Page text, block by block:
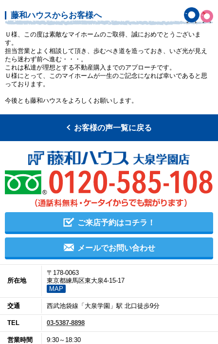
藤和ハウスからお客様へ
Ｕ様、この度は素敵なマイホームのご取得、誠におめでとうございま
す。
担当営業とよく相談して頂き、歩むべき道を造っておき、いざ光が見え
たら迷わず前へ進む・・・。
これは私達が理想とする不動産購入までのアプローチです。
Ｕ様にとって、このマイホームが一生のご記念になれば幸いであると思
っております。
今後とも藤和ハウスをよろしくお願いします。
お客様の声一覧に戻る
ご来店予約はコチラ！
メールでお問い合わせ
所在地
〒178-0063
東京都練馬区東大泉4-15-17
MAP
交通 西武池袋線「大泉学園」駅 北口徒歩9分
TEL 03-5387-8898
営業時間 9:30～18:30